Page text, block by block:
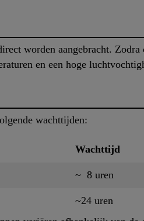
worden aangebracht.
en een hoge
wachttijden:
Wachttijd
~ 8 uren
~24 uren